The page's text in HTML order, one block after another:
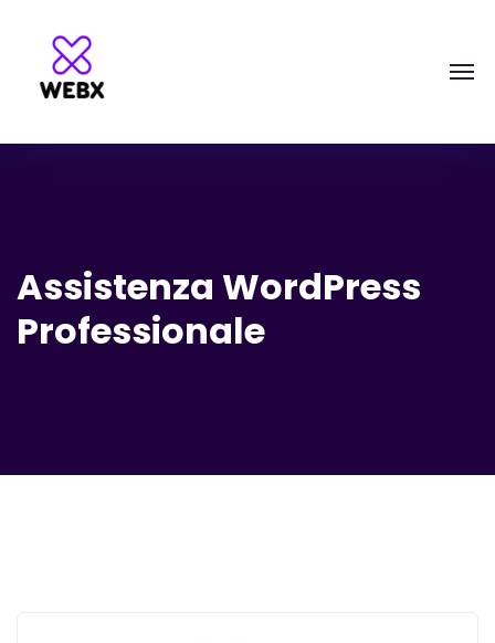
Assistenza WordPress
Professionale